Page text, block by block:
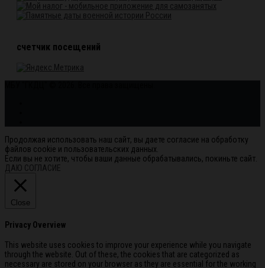
счетчик посещений
Продолжая использовать наш сайт, вы даете согласие на обработку
файлов cookie и пользовательских данных.
Если вы не хотите, чтобы ваши данные обрабатывались, покиньте сайт.
ДАЮ СОГЛАСИЕ
Close
Privacy Overview
This website uses cookies to improve your experience while you navigate
through the website. Out of these, the cookies that are categorized as
necessary are stored on your browser as they are essential for the working